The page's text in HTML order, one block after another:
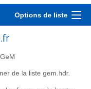
Options de liste
de la liste gem.hdr.